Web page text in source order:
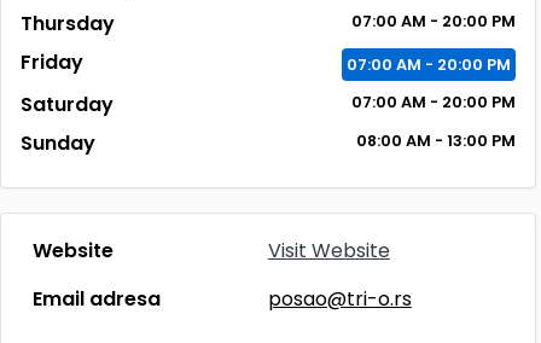
Thursday 07:00 AM - 20:00 PM
Friday 07:00 AM - 20:00 PM
Saturday 07:00 AM - 20:00 PM
Sunday 08:00 AM - 13:00 PM
Website
Visit Website
Email adresa
posao@tri-o.rs